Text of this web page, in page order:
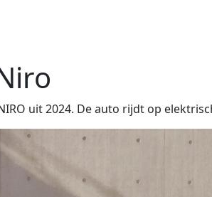
uit 2024. De auto rijdt op